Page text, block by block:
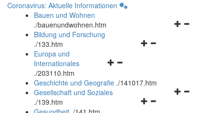
Coronavirus: Aktuelle Informationen
Bauen und Wohnen
./bauenundwohnen.htm
Navigationsmenü
Bildung und Forschung
./133.htm
Navigationsmenü
und
schließen
Europa und
Internationales
./203110.htm
Geschichte und Geografie ./141017.htm
Navigationsmenü
Gesellschaft und Soziales
./139.htm